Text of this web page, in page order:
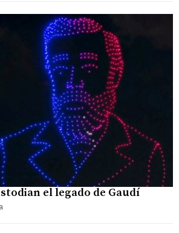
el legado de Gaudí